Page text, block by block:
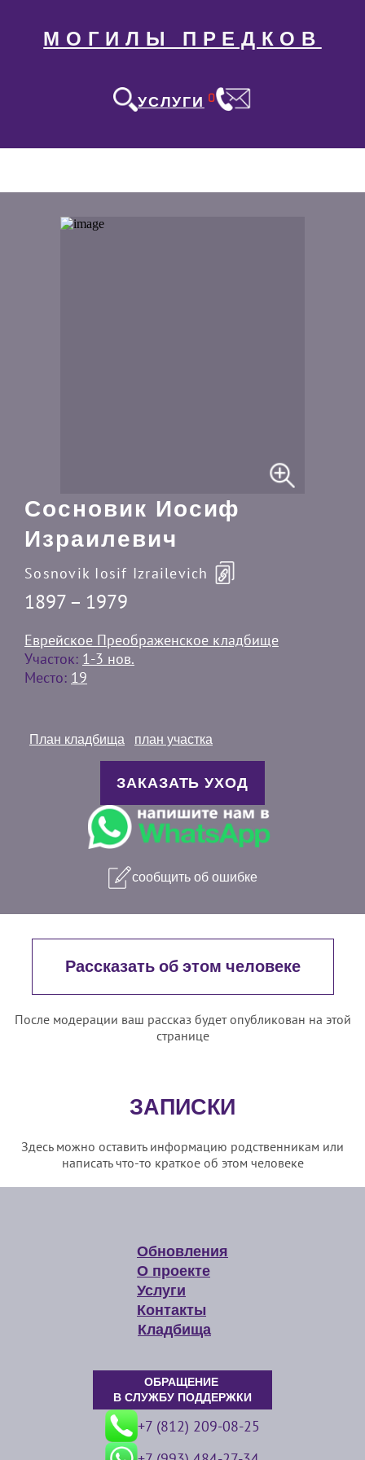
МОГИЛЫ ПРЕДКОВ
УСЛУГИ 0
Сосновик Иосиф
Израилевич
Sosnovik Iosif Izrailevich
1897 – 1979
Еврейское Преображенское кладбище
Участок: 1-3 нов.
Место: 19
План кладбища план участка
ЗАКАЗАТЬ УХОД
сообщить об ошибке
Рассказать об этом человеке
После модерации ваш рассказ будет опубликован на этой
странице
ЗАПИСКИ
Здесь можно оставить информацию родственникам или
написать что-то краткое об этом человеке
Обновления
О проекте
Услуги
Контакты
Кладбища
ОБРАЩЕНИЕ
В СЛУЖБУ ПОДДЕРЖКИ
+7 (812) 209-08-25